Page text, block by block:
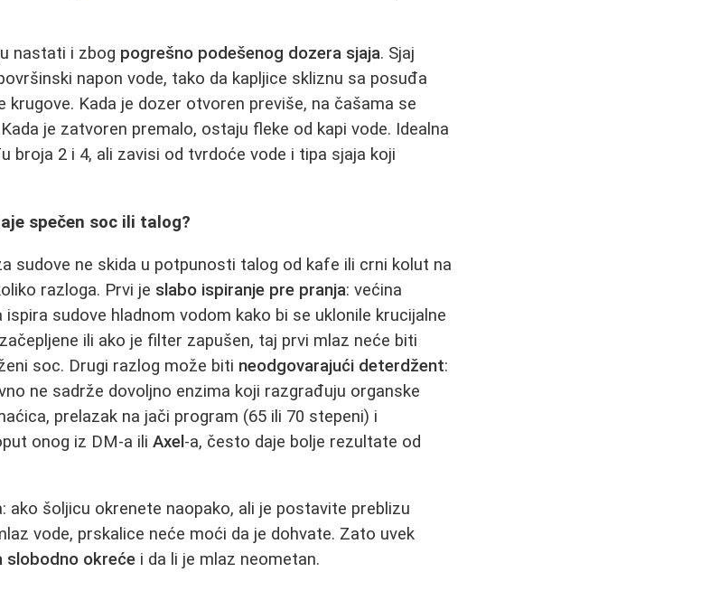
nastati i zbog pogrešno podešenog dozera sjaja. Sjaj
napon vode, tako da kapljice skliznu sa posuđa
Kada je dozer otvoren previše, na čašama se
je zatvoren premalo, ostaju fleke od kapi vode. Idealna
broja 2 i 4, ali zavisi od tvrdoće vode i tipa sjaja koji
spečen soc ili talog?
sudove ne skida u potpunosti talog od kafe ili crni kolut na
razloga. Prvi je slabo ispiranje pre pranja: većina
sudove hladnom vodom kako bi se uklonile krucijalne
ili ako je filter zapušen, taj prvi mlaz neće biti
soc. Drugi razlog može biti neodgovarajući deterdžent:
ne sadrže dovoljno enzima koji razgrađuju organske
prelazak na jači program (65 ili 70 stepeni) i
onog iz DM‑a iliAxel ‑a, često daje bolje rezultate od
ako šoljicu okrenete naopako, ali je postavite preblizu
vode, prskalice neće moći da je dohvate. Zato uvek
slobodno okreće i da li je mlaz neometan.